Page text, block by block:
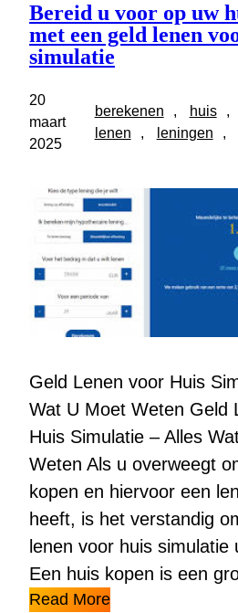
Bereid u voor op uw
met een geld lenen
simulatie
20
maart
2025
berekenen , huis ,
lenen
, leningen ,
Geld Lenen voor Huis
Wat U Moet Weten Geld
Huis Simulatie – Alles
Weten Als u overweegt
kopen en hiervoor een
heeft, is het verstandig
lenen voor huis simulatie
Een huis kopen is een
Read More